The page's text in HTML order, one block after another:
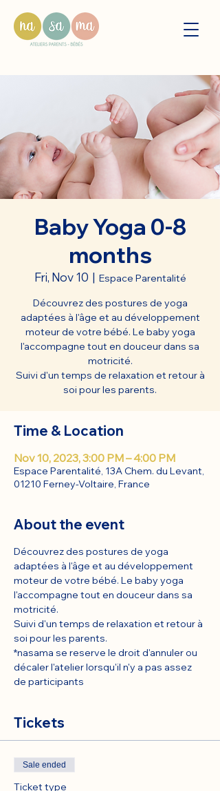
Baby Yoga 0-8
months
Fri, Nov 10
  |
Espace Parentalité
Découvrez des postures de yoga
adaptées à l'âge et au développement
moteur de votre bébé. Le baby yoga
l'accompagne tout en douceur dans sa
motricité.
Suivi d'un temps de relaxation et retour à
soi pour les parents.
Time & Location
Nov 10, 2023, 3:00 PM – 4:00 PM
Espace Parentalité, 13A Chem. du Levant,
01210 Ferney-Voltaire, France
About the event
Découvrez des postures de yoga
adaptées à l'âge et au développement
moteur de votre bébé. Le baby yoga
l'accompagne tout en douceur dans sa
motricité.
Suivi d'un temps de relaxation et retour à
soi pour les parents.
*nasama se reserve le droit d'annuler ou
décaler l'atelier lorsqu'il n'y a pas assez
de participants
Tickets
Sale ended
Ticket type